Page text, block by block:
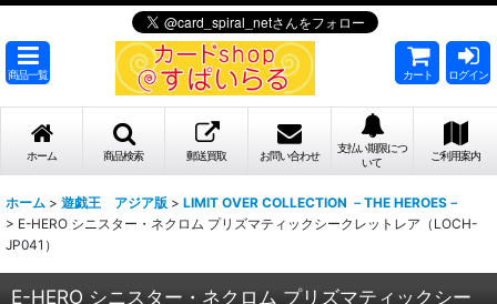
商品一覧 カート ログイン
ホーム 商品検索 郵送買取 お問い合わせ
支払い期限につ
いて
ご利用案内
ホーム > 遊戯王 アジア版 > LIMIT OVER COLLECTION －THE HEROES－
> E-HERO シニスター・ネクロム プリズマティックシークレットレア（LOCH-
JP041）
E-HERO シニスター・ネクロム プリズマティックシー